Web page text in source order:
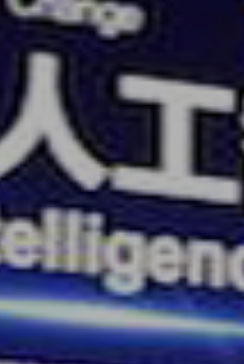
龙区舞台灯光出